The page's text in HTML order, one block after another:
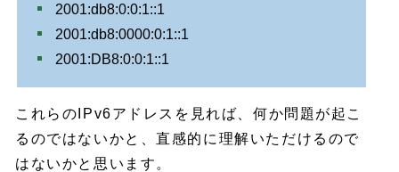
2001:db8:0:0:1::1
2001:db8:0000:0:1::1
2001:DB8:0:0:1::1
これらのIPv6アドレスを見れば、何か問題が起こ
るのではないかと、直感的に理解いただけるので
はないかと思います。